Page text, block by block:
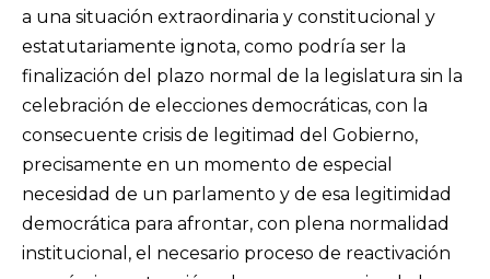
a una situación extraordinaria y constitucional y
estatutariamente ignota, como podría ser la
finalización del plazo normal de la legislatura sin la
celebración de elecciones democráticas, con la
consecuente crisis de legitimad del Gobierno,
precisamente en un momento de especial
necesidad de un parlamento y de esa legitimidad
democrática para afrontar, con plena normalidad
institucional, el necesario proceso de reactivación